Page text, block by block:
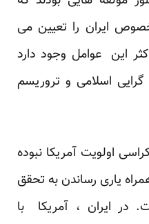
ایران را تعیین می
این عوامل وجود دارد
اسلامی و تروریسم
اولویت آمریکا نبوده
یاری رساندن به تحقق
در ایران ، آمریکا با